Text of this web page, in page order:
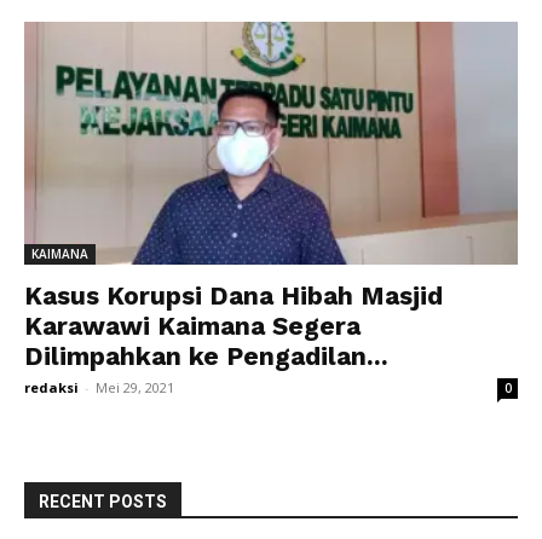
KAIMANA
Kasus Korupsi Dana Hibah Masjid
Karawawi Kaimana Segera
Dilimpahkan ke Pengadilan...
redaksi - Mei 29, 2021 0
RECENT POSTS